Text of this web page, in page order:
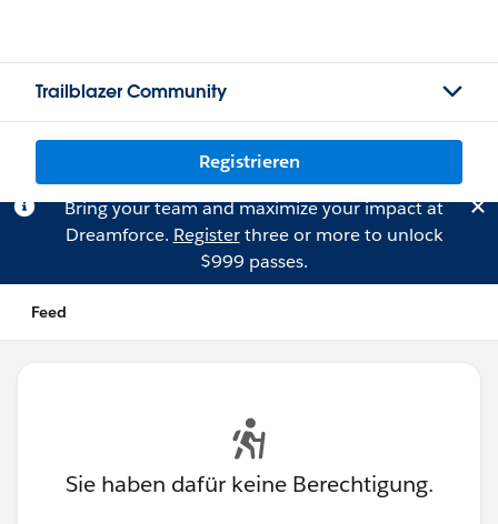
Trailblazer Community
Registrieren
Bring your team and maximize your impact at
Dreamforce. Registerthree or more to unlock
$999 passes.
Feed
Sie haben dafür keine Berechtigung.